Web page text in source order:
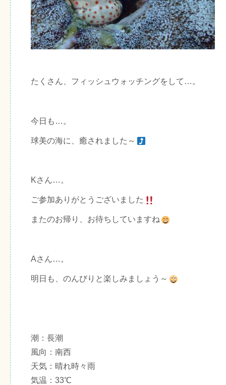
たくさん、フィッシュウォッチングをして…。
今日も…。
球美の海に、癒されました～
Kさん…。
ご参加ありがとうございました
またのお帰り、お待ちしていますね
Aさん…。
明日も、のんびりと楽しみましょう～
潮：長潮
風向：南西
天気：晴れ時々雨
気温：33℃